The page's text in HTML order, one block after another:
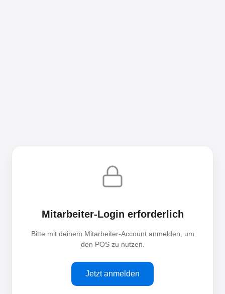
Mitarbeiter-Login erforderlich
Bitte mit deinem Mitarbeiter-Account anmelden, um
den POS zu nutzen.
Jetzt anmelden